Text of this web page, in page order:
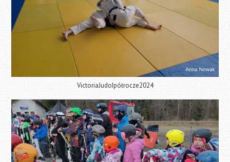
VictoriaJudoIpółrocze2024